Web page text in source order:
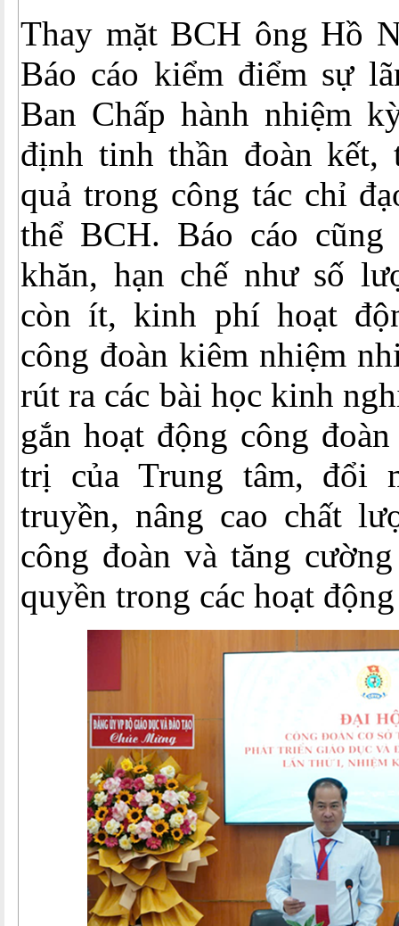
Thay mặt BCH ông Hồ
Báo cáo kiểm điểm sự
Ban Chấp hành nhiệm
định tinh thần đoàn kết,
quả trong công tác chỉ
thể BCH. Báo cáo
khăn, hạn chế như số
còn ít, kinh phí hoạt
công đoàn kiêm nhiệm
rút ra các bài học kinh
gắn hoạt động công
trị của Trung tâm, đổi
truyền, nâng cao chất
công đoàn và tăng
quyền trong các hoạt